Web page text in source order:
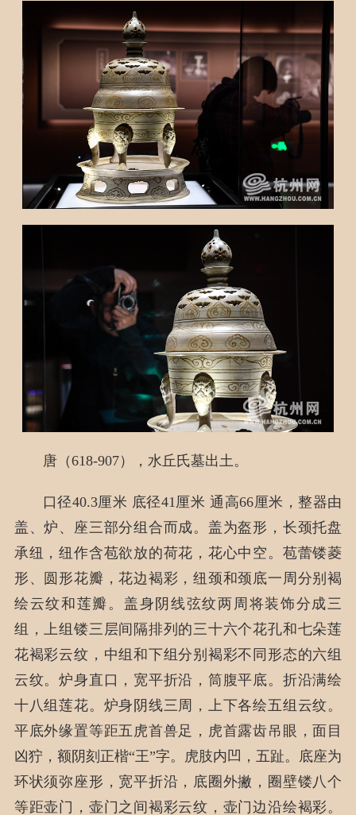
唐（618-907），水丘氏墓出土。
口径40.3厘米 底径41厘米 通高66厘米，整器由
盖、炉、座三部分组合而成。盖为盔形，长颈托盘
承纽，纽作含苞欲放的荷花，花心中空。苞蕾镂菱
形、圆形花瓣，花边褐彩，纽颈和颈底一周分别褐
绘云纹和莲瓣。盖身阴线弦纹两周将装饰分成三
组，上组镂三层间隔排列的三十六个花孔和七朵莲
花褐彩云纹，中组和下组分别褐彩不同形态的六组
云纹。炉身直口，宽平折沿，筒腹平底。折沿满绘
十八组莲花。炉身阴线三周，上下各绘五组云纹。
平底外缘置等距五虎首兽足，虎首露齿吊眼，面目
凶狞，额阴刻正楷“王”字。虎肢内凹，五趾。底座为
环状须弥座形，宽平折沿，底圈外撇，圈壁镂八个
等距壶门，壶门之间褐彩云纹，壶门边沿绘褐彩。